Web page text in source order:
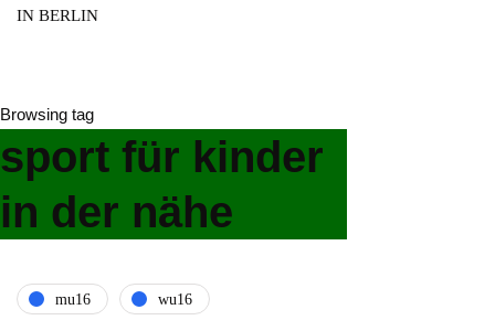
IN BERLIN
Browsing tag
sport für kinder
in der nähe
mu16 wu16